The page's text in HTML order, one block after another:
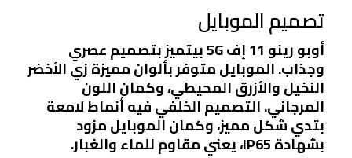
تصميم الموبايل
أوبو رينو 11 إف 5G بيتميز بتصميم عصري
وجذاب. الموبايل متوفر بألوان مميزة زي الأخضر
النخيل والأزرق المحيطي، وكمان اللون
المرجاني. التصميم الخلفي فيه أنماط لامعة
بتدي شكل مميز، وكمان الموبايل مزود
بشهادة IP65، يعني مقاوم للماء والغبار.